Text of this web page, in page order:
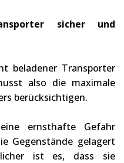
sicher und
beladener Transporter
also die maximale
berücksichtigen.
ernsthafte Gefahr
Gegenstände gelagert
ist es, dass sie